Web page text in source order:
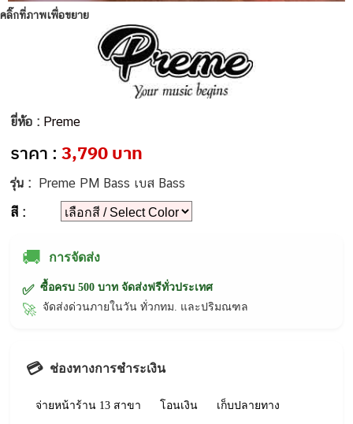
คลิ๊กที่ภาพเพื่อขยาย
ยี่ห้อ : Preme
ราคา :3,790 บาท
รุ่น :
Preme PM Bass เบส Bass
สี :
🚚 การจัดส่ง
✅ ซื้อครบ 500 บาท จัดส่งฟรีทั่วประเทศ
🚀 จัดส่งด่วนภายในวัน ทั่วกทม. และปริมณฑล
💳 ช่องทางการชำระเงิน
จ่ายหน้าร้าน 13 สาขา โอนเงิน เก็บปลายทาง